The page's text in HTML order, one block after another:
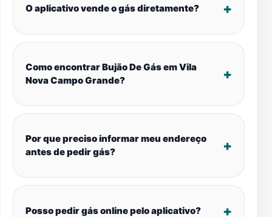
O aplicativo vende o gás diretamente?
Como encontrar Bujão De Gás em Vila
Nova Campo Grande?
Por que preciso informar meu endereço
antes de pedir gás?
Posso pedir gás online pelo aplicativo?